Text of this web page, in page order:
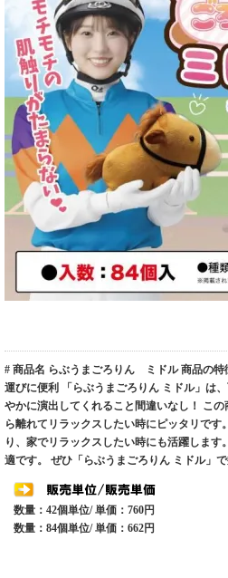
# 商品名 らぶうまごろりん ミドル 商品の特
運びに便利 「らぶうまごろりん ミドル」は
やかに演出してくれること間違いなし！ こ
ら離れてリラックスしたい時にピッタリで
り、家でリラックスしたい時にも活躍しま
適です。 ぜひ「らぶうまごろりん ミドル」
数量：42個単位/ 単価：760円
数量：84個単位/ 単価：662円